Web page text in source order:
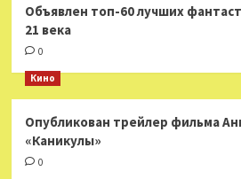
Объявлен топ-60 лучших
21 века
0
Кино
Опубликован трейлер фильма
«Каникулы»
0